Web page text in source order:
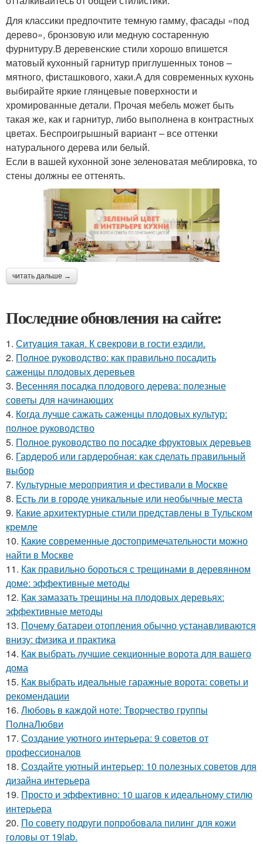
Для классики предпочтите темную гамму, фасады «под
дерево», бронзовую или медную состаренную
фурнитуру.В деревенские стили хорошо впишется
матовый кухонный гарнитур приглушенных тонов –
мятного, фисташкового, хаки.А для современных кухонь
выбирайте яркие глянцевые поверхности и
хромированные детали. Прочая мебель может быть
такая же, как и гарнитур, либо выполнена в контрастных
цветах. Беспроигрышный вариант – все оттенки
натурального дерева или белый.
Если в вашей кухонной зоне зеленоватая меблировка, то
стены должны ее оттенять.
читать дальше →
Последние обновления на сайте:
1. Ситуaция такая. К свекрови в гости ездили.
2. Полное руководство: как правильно посадить
саженцы плодовых деревьев
3. Весенняя посадка плодового дерева: полезные
советы для начинающих
4. Когда лучше сажать саженцы плодовых культур:
полное руководство
5. Полное руководство по посадке фруктовых деревьев
6. Гардероб или гардеробная: как сделать правильный
выбор
7. Культурные мероприятия и фестивали в Москве
8. Есть ли в городе уникальные или необычные места
9. Какие архитектурные стили представлены в Тульском
кремле
10. Какие современные достопримечательности можно
найти в Москве
11. Как правильно бороться с трещинами в деревянном
доме: эффективные методы
12. Как замазать трещины на плодовых деревьях:
эффективные методы
13. Почему батареи отопления обычно устанавливаются
внизу: физика и практика
14. Как выбрать лучшие секционные ворота для вашего
дома
15. Как выбрать идеальные гаражные ворота: советы и
рекомендации
16. Любовь в каждой ноте: Творчество группы
ПолнаЛюбви
17. Создание уютного интерьера: 9 советов от
профессионалов
18. Создайте уютный интерьер: 10 полезных советов для
дизайна интерьера
19. Просто и эффективно: 10 шагов к идеальному стилю
интерьера
20. По совету подруги попробовала пилинг для кожи
головы от 19lab.